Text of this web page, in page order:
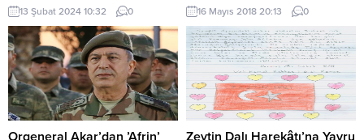
Teröristlerin saldırı girişimlerine
misliyle karşılık vermeye devam
ediyoruz. Kahraman Türk Silahlı
Kuvvetlerimiz, Suriye’nin
kuzeyindeki Zeytin Dalı ve Fırat
Kalkanı bölgelerinde huzur ve
güvenlik ortamını bozmak için
saldırı hazırlığı yapan 5 PKK/YPG’li
teröristi etkisiz hâle getirdi.
13 Şubat 2024 10:32 0
sağlayacak şekilde planlanan
terör örgütü YPG/PKK’ya ait 7
oda, 700 metre kapalı alan ve
tünel sistemine sahip, inşası
yarım kalan bir kamp alanı tespit
edildi Genelkurmay
Başkanlığı’ndan yapılan
açıklamaya göre, Zeytin Dalı
Harekatı kapsamında, Türk Silahlı
16 Mayıs 2018 20:13 0